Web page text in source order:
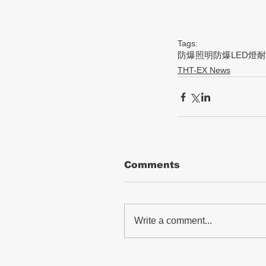
Tags:
防爆照明防爆LED燈
THT-EX News
Comments
Write a comment...